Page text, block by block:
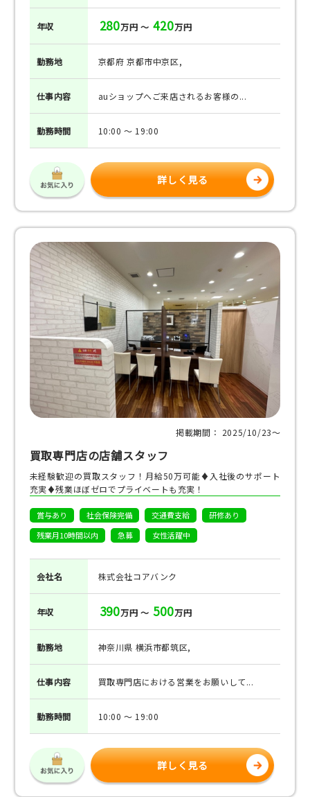
年収 280万円 ～ 420万円
勤務地 京都府 京都市中京区,
仕事内容 auショップへご来店されるお客様の...
勤務時間 10:00 ～ 19:00
詳しく見る
掲載期間： 2025/10/23〜
買取専門店の店舗スタッフ
未経験歓迎の買取スタッフ！月給50万可能♦入社後のサポート
充実♦残業ほぼゼロでプライベートも充実！
賞与あり 社会保険完備 交通費支給
研修あり
残業月10時間以内
急募 女性活躍中
会社名 株式会社コアバンク
年収 390万円 ～ 500万円
勤務地 神奈川県 横浜市都筑区,
仕事内容 買取専門店における営業をお願いして...
勤務時間 10:00 ～ 19:00
詳しく見る